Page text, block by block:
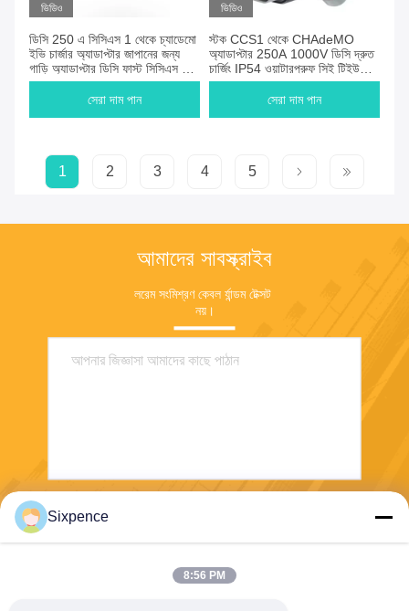
ভিডিও
ডিসি 250 এ সিসিএস 1 থেকে চ্যাডেমো
ইভি চার্জার অ্যাডাপ্টার জাপানের জন্য
গাড়ি অ্যাডাপ্টার ডিসি ফাস্ট সিসিএস 1
চার্জিং স্টেশন 1000 ভোল্ট চার্জার
সেরা দাম পান
ভিডিও
স্টক CCS1 থেকে CHAdeMO
অ্যাডাপ্টার 250A 1000V ডিসি দ্রুত
চার্জিং IP54 ওয়াটারপ্রুফ সিই টিইউভি
সার্টিফাইড ইভি সংযোগকারী কারখানা
সেরা দাম পান
1 2 3 4 5
আমাদের সাবস্ক্রাইব
লরেম সংমিশ্রণ কেবল র্যান্ডম টেক্সট
নয়।
Sixpence
8:56 PM